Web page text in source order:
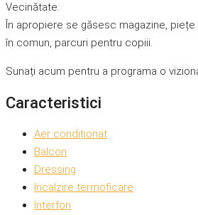
Vecinătate:
În apropiere se găsesc magazine,
în comun, parcuri pentru copiii.
Sunați acum pentru a programa o
Caracteristici
Aer condiționat
Balcon
Dressing
Incalzire termoficare
Interfon